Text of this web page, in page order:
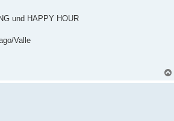
und HAPPY HOUR
Valle